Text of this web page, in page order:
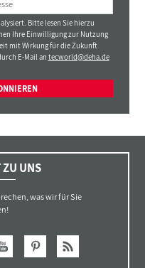
Bitte lesen Sie hierzu
Ihre Einwilligung zur Nutzung
mit Wirkung für die Zukunft
E-Mail an tecworld@deha.de
UNS
was wir für Sie